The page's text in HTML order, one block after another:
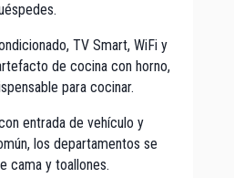
TV Smart, WiFi y
de cocina con horno,
para cocinar.
entrada de vehículo y
los departamentos se
cama y toallones.